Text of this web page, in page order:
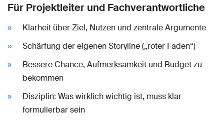
Für Projektleiter und Fachverantwortliche
Klarheit über Ziel, Nutzen und zentrale Argumente
Schärfung der eigenen Storyline („roter Faden“)
Bessere Chance, Aufmerksamkeit und Budget zu
bekommen
Disziplin: Was wirklich wichtig ist, muss klar
formulierbar sein